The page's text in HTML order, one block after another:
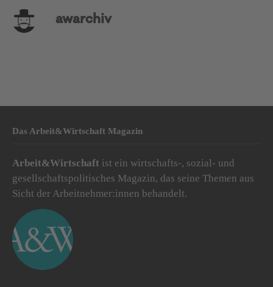
awarchiv
Das Arbeit&Wirtschaft Magazin
Arbeit&Wirtschaft ist ein wirtschafts-, sozial- und
gesellschaftspolitisches Magazin, das seine Themen aus
Sicht der Arbeitnehmer:innen behandelt.